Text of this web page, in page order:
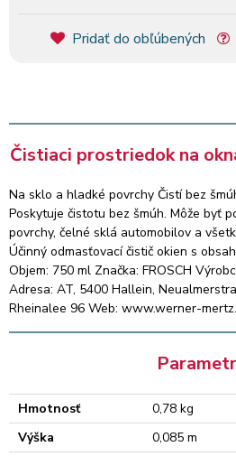
Pridať do obľúbených
Čistiaci prostriedok na
Na sklo a hladké povrchy Čistí bez
Poskytuje čistotu bez šmúh. Môže byť
povrchy, čelné sklá automobilov a
Účinný odmasťovací čistič okien s
Objem: 750 ml Značka: FROSCH
Adresa: AT, 5400 Hallein,
Rheinalee 96 Web: www.werner-
Hmotnosť
0,78 kg
Výška
0,085 m